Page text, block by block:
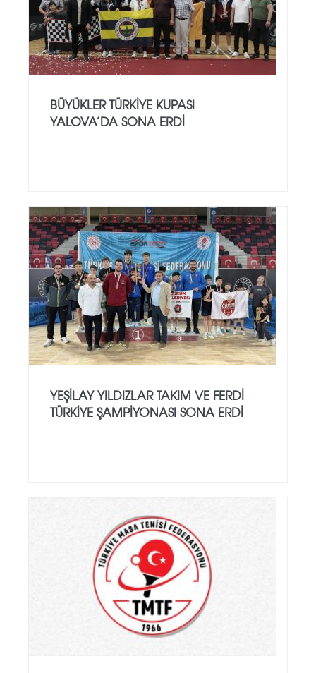
BÜYÜKLER TÜRKIYE KUPASI
YALOVA’DA SONA ERDI
YEŞILAY YILDIZLAR TAKIM VE FERDI
TÜRKIYE ŞAMPIYONASI SONA ERDI